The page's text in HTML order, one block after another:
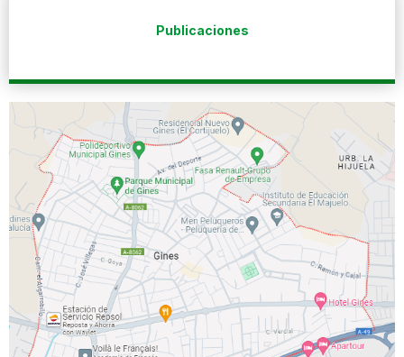
Publicaciones